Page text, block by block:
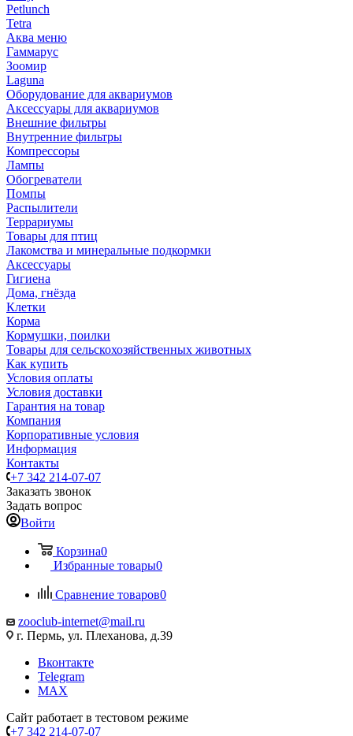
Petlunch
Tetra
Аква меню
Гаммарус
Зоомир
Laguna
Оборудование для аквариумов
Аксессуары для аквариумов
Внешние фильтры
Внутренние фильтры
Компрессоры
Лампы
Обогреватели
Помпы
Распылители
Террариумы
Товары для птиц
Лакомства и минеральные подкормки
Аксессуары
Гигиена
Дома, гнёзда
Клетки
Корма
Кормушки, поилки
Товары для сельскохозяйственных животных
Как купить
Условия оплаты
Условия доставки
Гарантия на товар
Компания
Корпоративные условия
Информация
Контакты
+7 342 214-07-07
Заказать звонок
Задать вопрос
Войти
Корзина0
Избранные товары0
Сравнение товаров0
zooclub-internet@mail.ru
г. Пермь, ул. Плеханова, д.39
Вконтакте
Telegram
MAX
Сайт работает в тестовом режиме
+7 342 214-07-07